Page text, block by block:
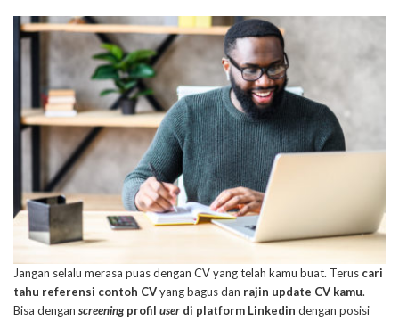
Jangan selalu merasa puas dengan CV yang telah kamu buat. Terus cari
tahu referensi contoh CVyang bagus dan rajin update CV kamu.
Bisa dengan screeningprofil user di platform Linkedin dengan posisi